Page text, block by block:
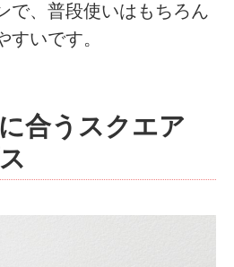
で、普段使いはもちろん
すいです。
合うスクエア